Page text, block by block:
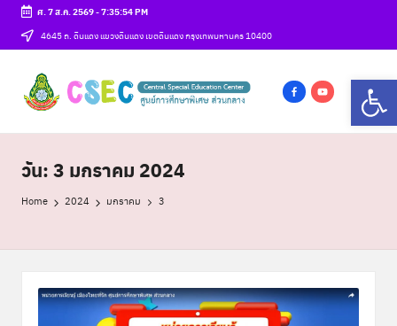
Skip
content
ศ. 7 ส.ค. 2569-7:35:55 PM
4645 ถ. ดินแดง แขวงดินแดง เขตดินแดง กรุงเทพมหานคร 10400
ศู
น
ก
า
ร
ก
csec
a
o
o
e
วัน:3 มกราคม 2024
Home 2024 มกราคม 3